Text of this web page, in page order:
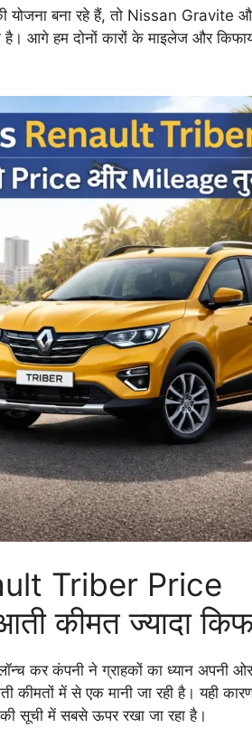
योजना बना रहे हैं, तो Nissan Gravite
आगे हम दोनों कारों के माइलेज और
Triber Price
कीमत ज्यादा
कर कंपनी ने ग्राहकों का ध्यान अपनी ओर
में से एक मानी जा रही है। यही
सूची में सबसे ऊपर रखा जा रहा है।